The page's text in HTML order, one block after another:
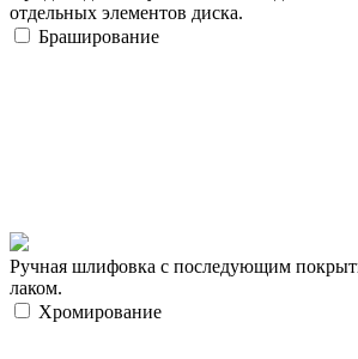
отдельных элементов диска.
Браширование
Ручная шлифовка с последующим
лаком.
Хромирование